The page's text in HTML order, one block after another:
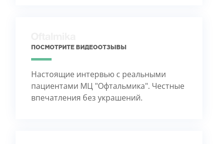
ПОСМОТРИТЕ ВИДЕООТЗЫВЫ
Настоящие интервью с реальными
пациентами МЦ "Офтальмика". Честные
впечатления без украшений.